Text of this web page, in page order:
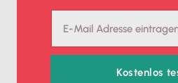
Kostenlos